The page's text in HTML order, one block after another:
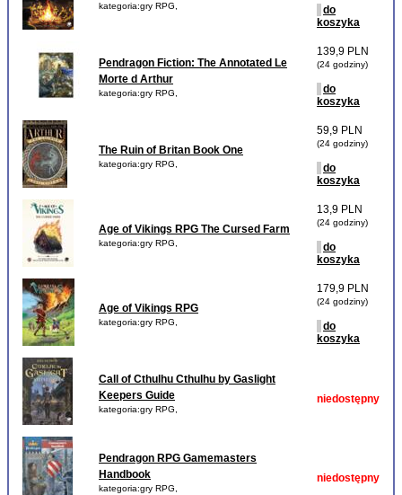
kategoria:gry RPG,
do
koszyka
Pendragon Fiction: The Annotated Le
Morte d Arthur
kategoria:gry RPG,
139,9 PLN
(24 godziny)
do
koszyka
The Ruin of Britan Book One
kategoria:gry RPG,
59,9 PLN
(24 godziny)
do
koszyka
Age of Vikings RPG The Cursed Farm
kategoria:gry RPG,
13,9 PLN
(24 godziny)
do
koszyka
Age of Vikings RPG
kategoria:gry RPG,
179,9 PLN
(24 godziny)
do
koszyka
Call of Cthulhu Cthulhu by Gaslight
Keepers Guide
kategoria:gry RPG,
niedostępny
Pendragon RPG Gamemasters
Handbook
kategoria:gry RPG,
niedostępny